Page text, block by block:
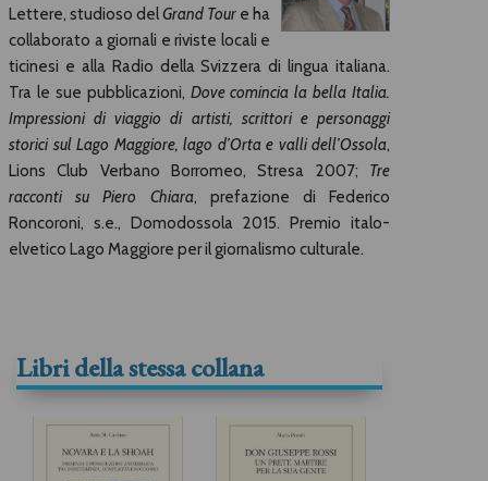
Lettere, studioso delGrand Tour e ha
collaborato a giornali e riviste locali e
ticinesi e alla Radio della Svizzera di lingua italiana.
Tra le sue pubblicazioni, Dove comincia la bella Italia.
Impressioni di viaggio di artisti, scrittori e personaggi
storici sul Lago Maggiore, lago d’Orta e valli dell’Ossola,
Lions Club Verbano Borromeo, Stresa 2007; Tre
racconti su Piero Chiara, prefazione di Federico
Roncoroni, s.e., Domodossola 2015. Premio italo-
elvetico Lago Maggiore per il giornalismo culturale.
Libri della stessa collana